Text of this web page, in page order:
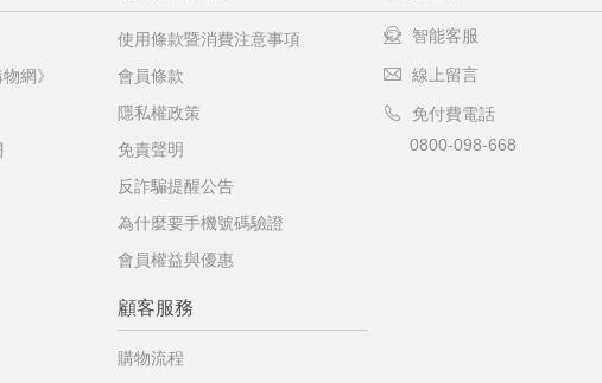
網》
使用條款暨消費注意事項
會員條款
隱私權政策
免責聲明
反詐騙提醒公告
為什麼要手機號碼驗證
會員權益與優惠
顧客服務
購物流程
智能客服
線上留言
免付費電話
0800-098-668